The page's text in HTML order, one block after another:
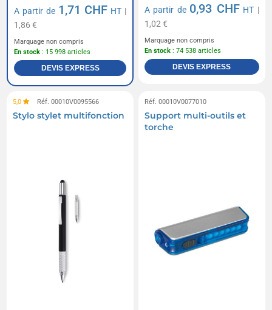
A partir de 1,71 CHF HT |
1,86 €
Marquage non compris
En stock : 15 998 articles
DEVIS EXPRESS
A partir de 0,93 CHF HT |
1,02 €
Marquage non compris
En stock : 74 538 articles
DEVIS EXPRESS
5,0 Réf. 00010V0095566
Stylo stylet multifonction
Réf. 00010V0077010
Support multi-outils et
torche